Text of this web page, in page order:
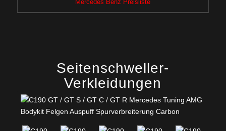
Mercedes Benz Preisliste
Seitenschweller-
Verkleidungen